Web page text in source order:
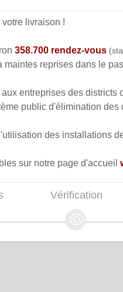
livraison !
358.700 rendez-vous
reprises dans le
entreprises des districts
public d'élimination des
des installations
sur notre page d'accueil
Vérification